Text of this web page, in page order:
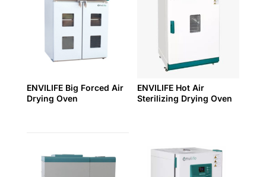
ENVILIFE Big Forced Air
Drying Oven
ENVILIFE Hot Air
Sterilizing Drying Oven